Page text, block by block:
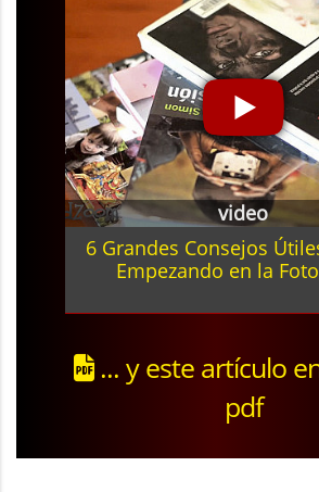
video
6 Grandes Consejos
Empezando en la
... y este artículo
pdf